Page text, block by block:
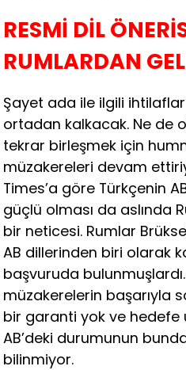
RESMİ DİL
RUMLARDAN
Şayet ada ile ilgili
ortadan kalkacak. Ne de
tekrar birleşmek için
müzakereleri devam
Times’a göre Türkçenin
güçlü olması da aslında
bir neticesi. Rumlar
AB dillerinden biri olarak
başvuruda
müzakerelerin başarıyla
bir garanti yok ve hedefe
AB’deki durumunun
bilinmiyor.